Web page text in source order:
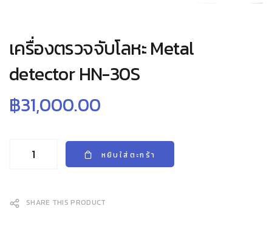
เครื่องตรวจจับโลหะ Metal
detector HN-30S
฿31,000.00
หยิบใส่ตะกร้า
SHARE THIS PRODUCT